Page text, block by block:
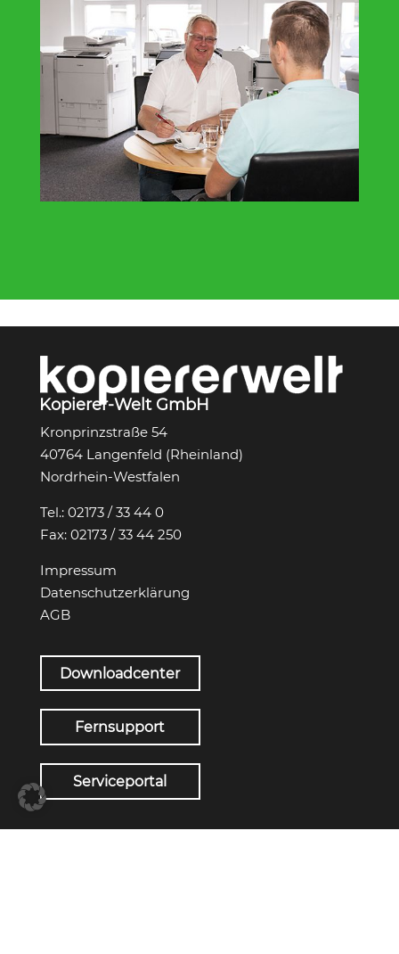
Kopierer-Welt GmbH
Kronprinzstraße 54
40764 Langenfeld (Rheinland)
Nordrhein-Westfalen
Tel.: 02173 / 33 44 0
Fax: 02173 / 33 44 250
Impressum
Datenschutzerklärung
AGB
Downloadcenter
Fernsupport
Serviceportal